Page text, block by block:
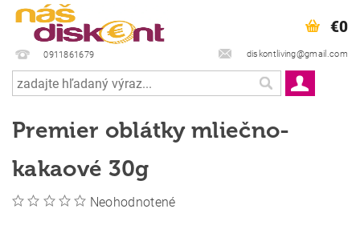
0911861679 diskontliving@gmail.com
€0
Premier oblátky mliečno-
kakaové 30g
Neohodnotené